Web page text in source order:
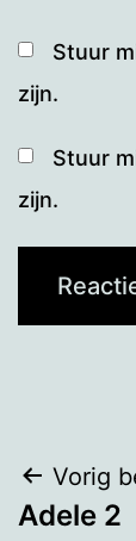
Stuur
zijn.
Stuur
zijn.
Vorig
Adele 2